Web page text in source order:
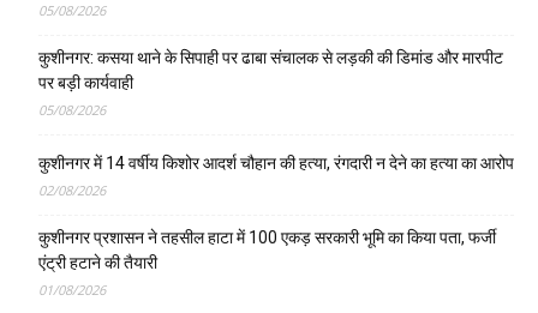
05/08/2026
कुशीनगर: कसया थाने के सिपाही पर ढाबा संचालक से लड़की की डिमांड और मारपीट
पर बड़ी कार्यवाही
05/08/2026
कुशीनगर में 14 वर्षीय किशोर आदर्श चौहान की हत्या, रंगदारी न देने का हत्या का आरोप
02/08/2026
कुशीनगर प्रशासन ने तहसील हाटा में 100 एकड़ सरकारी भूमि का किया पता, फर्जी
एंट्री हटाने की तैयारी
01/08/2026